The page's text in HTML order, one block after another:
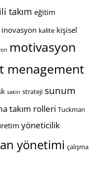
takım eğitim
inovasyon kalite kişisel
motivasyon
menagement
sakin strateji sunum
takım rolleri Tuckman
yöneticilik
yönetimi çalışma